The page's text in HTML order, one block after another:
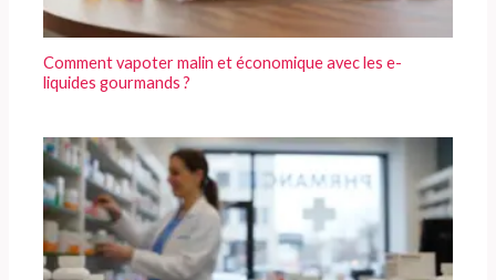
Comment vapoter malin et économique avec les e-
liquides gourmands ?